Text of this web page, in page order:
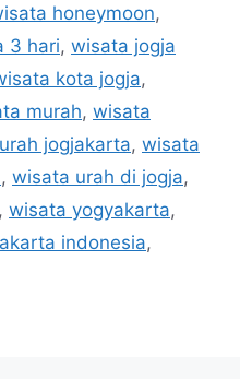
honeymoon,
3 hari, wisata jogja
kota jogja,
murah, wisata
jogjakarta, wisata
, wisata urah di jogja,
, wisata yogyakarta,
indonesia,